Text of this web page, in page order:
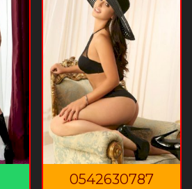
0542630787